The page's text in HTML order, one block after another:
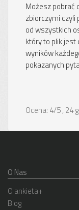
Możesz pobrać
zbiorczymi
od wszystkich
który to plik jest
wyników
pokazanych
Ocena: 4/5, 24
O Nas
O ankieta+
Blog